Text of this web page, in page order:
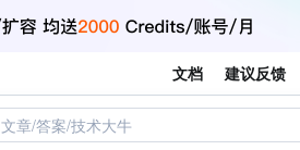
文档 建议反馈
文章/答案/技术大牛